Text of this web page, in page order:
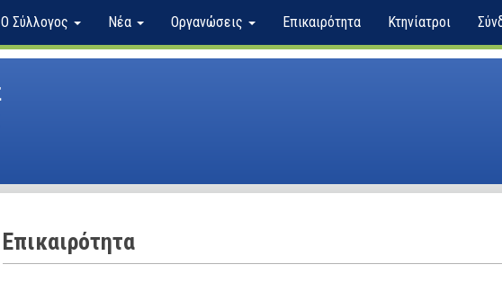
Ο Σύλλογος Νέα Οργανώσεις Επικαιρότητα Κτηνίατροι
Επικαιρότητα